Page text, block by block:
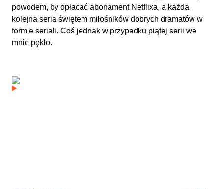
powodem, by opłacać abonament Netflixa, a każda
kolejna seria świętem miłośników dobrych dramatów w
formie seriali. Coś jednak w przypadku piątej serii we
mnie pękło.